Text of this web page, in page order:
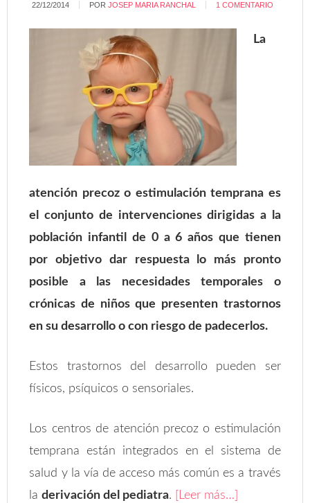
22/12/2014 PORJOSEP MARIA RANCHAL 1 COMENTARIO
La
atención precoz o estimulación temprana es
el conjunto de intervenciones dirigidas a la
población infantil de 0 a 6 años que tienen
por objetivo dar respuesta lo más pronto
posible a las necesidades temporales o
crónicas de niños que presenten trastornos
en su desarrollo o con riesgo de padecerlos.
Estos trastornos del desarrollo pueden ser
físicos, psíquicos o sensoriales.
Los centros de atención precoz o estimulación
temprana están integrados en el sistema de
salud y la vía de acceso más común es a través
laderivación del pediatra. [Leer más…]